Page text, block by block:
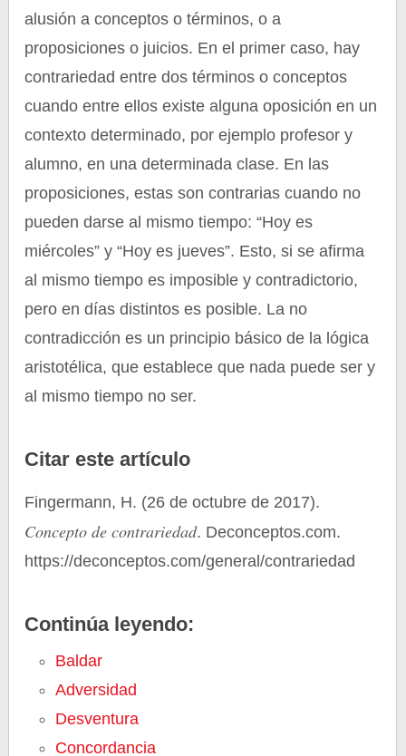
alusión a conceptos o términos, o a
proposiciones o juicios. En el primer caso, hay
contrariedad entre dos términos o conceptos
cuando entre ellos existe alguna oposición en un
contexto determinado, por ejemplo profesor y
alumno, en una determinada clase. En las
proposiciones, estas son contrarias cuando no
pueden darse al mismo tiempo: “Hoy es
miércoles” y “Hoy es jueves”. Esto, si se afirma
al mismo tiempo es imposible y contradictorio,
pero en días distintos es posible. La no
contradicción es un principio básico de la lógica
aristotélica, que establece que nada puede ser y
al mismo tiempo no ser.
Citar este artículo
Fingermann, H. (26 de octubre de 2017).
Concepto de contrariedad. Deconceptos.com.
https://deconceptos.com/general/contrariedad
Continúa leyendo:
Baldar
Adversidad
Desventura
Concordancia